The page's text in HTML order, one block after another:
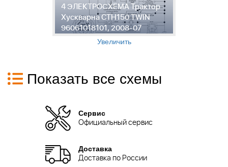
4 ЭЛЕКТРОСХЕМА Трактор
Хускварна CTH150 TWIN
96061018101, 2008-07
Увеличить
Показать все схемы
Сервис
Официальный сервис
Доставка
Доставка по России